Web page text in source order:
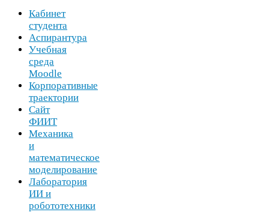
Кабинет
студента
Аспирантура
Учебная
среда
Moodle
Корпоративные
траектории
Сайт
ФИИТ
Механика
и
математическое
моделирование
Лаборатория
ИИ и
робототехники